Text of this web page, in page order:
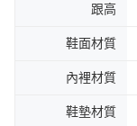
跟高
鞋面材質
內裡材質
鞋墊材質